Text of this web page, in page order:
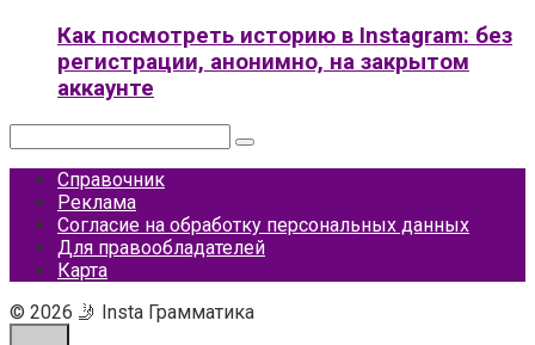
Как посмотреть историю в Instagram: без
регистрации, анонимно, на закрытом
аккаунте
Справочник
Реклама
Согласие на обработку персональных данных
Для правообладателей
Карта
© 2026 🤳 Insta Грамматика